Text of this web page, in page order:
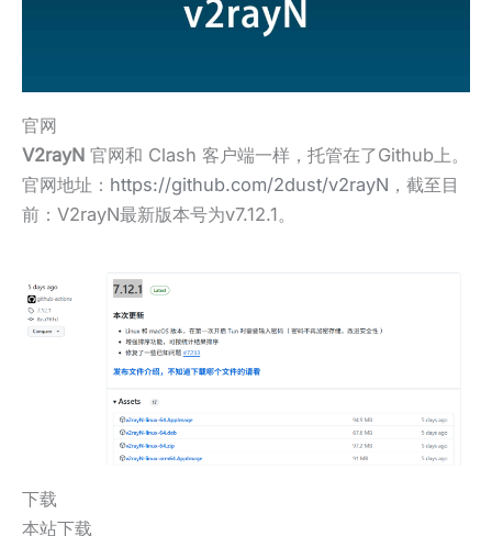
官网
V2rayN 官网和 Clash 客户端一样，托管在了Github上。
官网地址： https://github.com/2dust/v2rayN ，截至目
前：V2rayN最新版本号为v7.12.1。
下载
本站下载